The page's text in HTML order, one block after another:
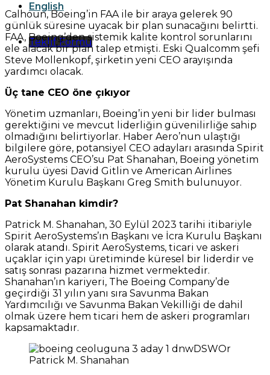
English
Teklif Formu
Calhoun, Boeing’in FAA ile bir araya gelerek 90
günlük süresine uyacak bir plan sunacağını belirtti.
FAA, Boeing’den sistemik kalite kontrol sorunlarını
ele alacak bir plan talep etmişti. Eski Qualcomm şefi
Steve Mollenkopf, şirketin yeni CEO arayışında
yardımcı olacak.
Üç tane CEO öne çıkıyor
Yönetim uzmanları, Boeing’in yeni bir lider bulması
gerektiğini ve mevcut liderliğin güvenilirliğe sahip
olmadığını belirtiyorlar. Haber Aero’nun ulaştığı
bilgilere göre, potansiyel CEO adayları arasında Spirit
AeroSystems CEO’su Pat Shanahan, Boeing yönetim
kurulu üyesi David Gitlin ve American Airlines
Yönetim Kurulu Başkanı Greg Smith bulunuyor.
Pat Shanahan kimdir?
Patrick M. Shanahan, 30 Eylül 2023 tarihi itibariyle
Spirit AeroSystems’ın Başkanı ve İcra Kurulu Başkanı
olarak atandı. Spirit AeroSystems, ticari ve askeri
uçaklar için yapı üretiminde küresel bir liderdir ve
satış sonrası pazarına hizmet vermektedir.
Shanahan’ın kariyeri, The Boeing Company’de
geçirdiği 31 yılın yanı sıra Savunma Bakan
Yardımcılığı ve Savunma Bakan Vekilliği de dahil
olmak üzere hem ticari hem de askeri programları
kapsamaktadır.
Patrick M. Shanahan